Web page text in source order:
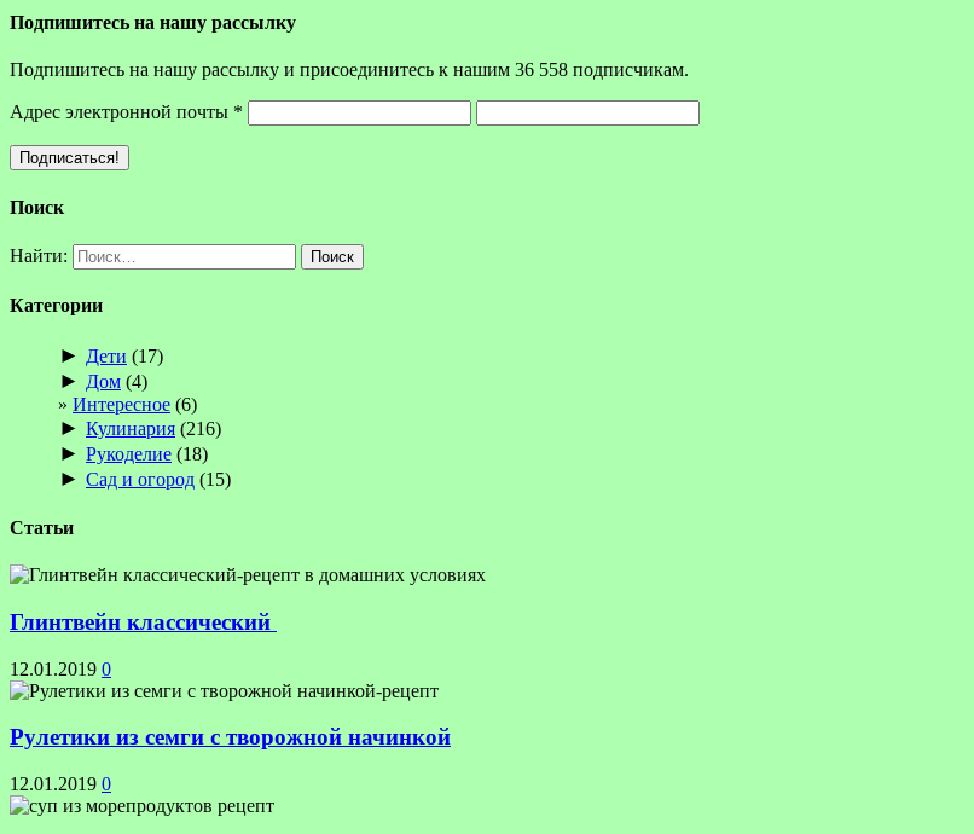
Подпишитесь на нашу рассылку
Подпишитесь на нашу рассылку и присоединитесь к нашим 36 558 подписчикам.
Адрес электронной почты *
Поиск
Найти:
Категории
► Дети (17)
► Дом (4)
Интересное (6)
► Кулинария (216)
► Рукоделие (18)
► Сад и огород (15)
Статьи
Глинтвейн классический
12.01.2019 0
Рулетики из семги с творожной начинкой
12.01.2019 0